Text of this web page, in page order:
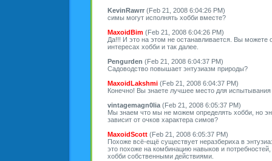
KevinRawrr (Feb 21, 2008 6:04:26 PM)
симы могут исполнять хобби вместе?
MaxoidBim (Feb 21, 2008 6:04:26 PM)
Да!!! И это на этом не останавливается. Вы можете
интересах хобби и так далее.
Pengurden (Feb 21, 2008 6:04:37 PM)
Садоводство повышает энтузиазм природы?
MaxoidLakshmi (Feb 21, 2008 6:04:37 PM)
Конечно! Вы знаете лучшее место для
vintagemagn0lia (Feb 21, 2008 6:05:37 PM)
Мы знаем что мы не можем определять хобби, но
зависит от очков характера симов?
MaxoidScott (Feb 21, 2008 6:05:37 PM)
Похоже всё-ещё существует неразбериха в
это похоже на комбинацию навыков и
хобби собственными действиями.